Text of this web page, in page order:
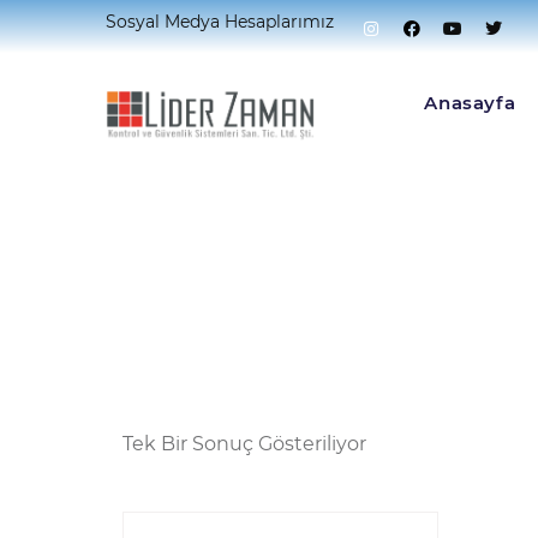
Sosyal Medya Hesaplarımız
Anasayfa
Home Ürünler “DS-7104NI-Q1/M” Olarak
Tek Bir Sonuç Gösteriliyor